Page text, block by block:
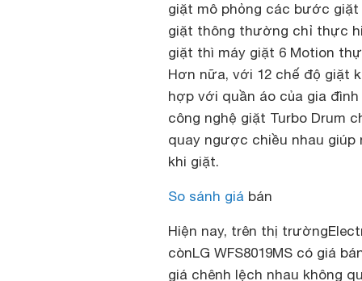
giặt mô phỏng các bước
giặt thông thường chỉ thực
giặt thì máy giặt 6 Motion
Hơn nữa, với 12 chế độ giặt
hợp với quần áo của gia
công nghệ giặt Turbo Drum
quay ngược chiều nhau giúp
khi giặt.
So sánh giá bán
Hiện nay, trên thị
cònLG WFS8019MS có giá
giá chênh lệch nhau không